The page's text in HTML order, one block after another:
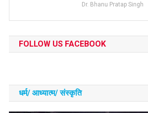
Dr. Bhanu Pratap Singh
FOLLOW US FACEBOOK
धर्म/ आध्‍यात्‍म/ संस्‍कृति